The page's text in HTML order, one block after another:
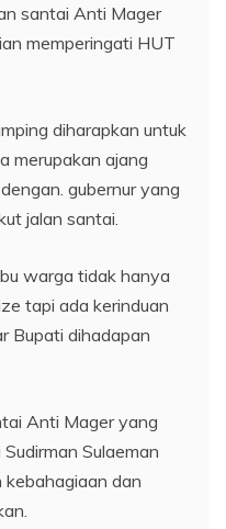
santai Anti Mager
memperingati HUT
diharapkan untuk
merupakan ajang
gubernur yang
jalan santai.
warga tidak hanya
tapi ada kerinduan
Bupati dihadapan
Anti Mager yang
Sulaeman
dan